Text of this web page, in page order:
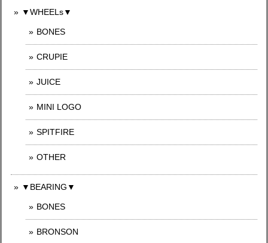
▼WHEELs▼
BONES
CRUPIE
JUICE
MINI LOGO
SPITFIRE
OTHER
▼BEARING▼
BONES
BRONSON